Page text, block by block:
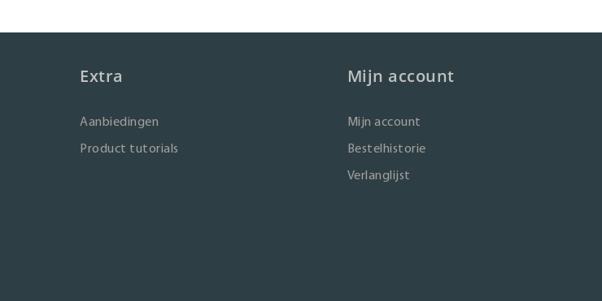
Extra
Aanbiedingen
Product tutorials
Mijn account
Mijn account
Bestelhistorie
Verlanglijst